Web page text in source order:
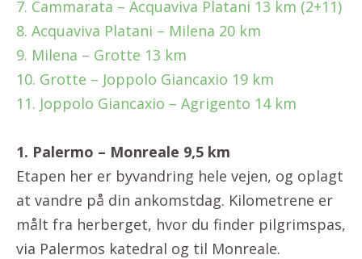
7. Cammarata – Acquaviva Platani 13 km (2+11)
8. Acquaviva Platani – Milena 20 km
9. Milena – Grotte 13 km
10. Grotte – Joppolo Giancaxio 19 km
11. Joppolo Giancaxio – Agrigento 14 km
1. Palermo – Monreale 9,5 km
Etapen her er byvandring hele vejen, og oplagt
at vandre på din ankomstdag. Kilometrene er
målt fra herberget, hvor du finder pilgrimspas,
via Palermos katedral og til Monreale.